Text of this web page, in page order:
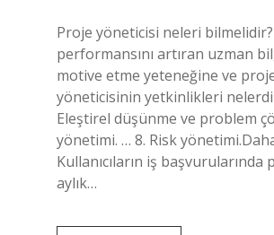
Proje yöneticisi neleri
performansını artıran uzman
motive etme yeteneğine ve
yöneticisinin yetkinlikleri
Eleştirel düşünme ve problem
yönetimi. … 8. Risk
Kullanıcıların iş
aylık…